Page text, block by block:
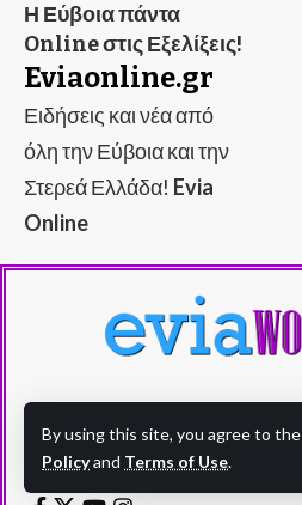
By using this site, you agree to the
Policyand Terms of Use.
Η Εύβοια πάντα
Online στις Εξελίξεις!
Eviaonline.gr
Ειδήσεις και νέα από
όλη την Εύβοια και την
Στερεά Ελλάδα! Evia
Online
καλύτερά της!